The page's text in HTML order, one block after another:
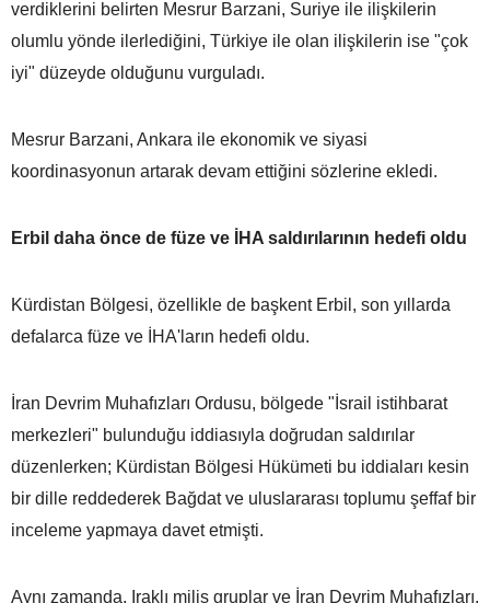
verdiklerini belirten Mesrur Barzani, Suriye ile ilişkilerin
olumlu yönde ilerlediğini, Türkiye ile olan ilişkilerin ise "çok
iyi" düzeyde olduğunu vurguladı.
Mesrur Barzani, Ankara ile ekonomik ve siyasi
koordinasyonun artarak devam ettiğini sözlerine ekledi.
Erbil daha önce de füze ve İHA saldırılarının hedefi oldu
Kürdistan Bölgesi, özellikle de başkent Erbil, son yıllarda
defalarca füze ve İHA'ların hedefi oldu.
İran Devrim Muhafızları Ordusu, bölgede "İsrail istihbarat
merkezleri" bulunduğu iddiasıyla doğrudan saldırılar
düzenlerken; Kürdistan Bölgesi Hükümeti bu iddiaları kesin
bir dille reddederek Bağdat ve uluslararası toplumu şeffaf bir
inceleme yapmaya davet etmişti.
Aynı zamanda, Iraklı milis gruplar ve İran Devrim Muhafızları,